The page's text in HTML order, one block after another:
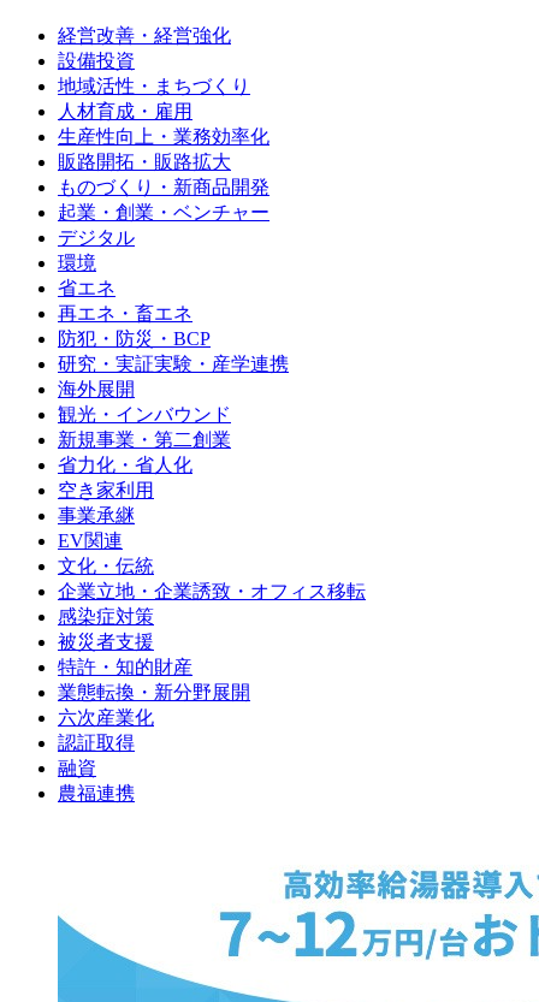
経営改善・経営強化
設備投資
地域活性・まちづくり
人材育成・雇用
生産性向上・業務効率化
販路開拓・販路拡大
ものづくり・新商品開発
起業・創業・ベンチャー
デジタル
環境
省エネ
再エネ・畜エネ
防犯・防災・BCP
研究・実証実験・産学連携
海外展開
観光・インバウンド
新規事業・第二創業
省力化・省人化
空き家利用
事業承継
EV関連
文化・伝統
企業立地・企業誘致・オフィス移転
感染症対策
被災者支援
特許・知的財産
業態転換・新分野展開
六次産業化
認証取得
融資
農福連携